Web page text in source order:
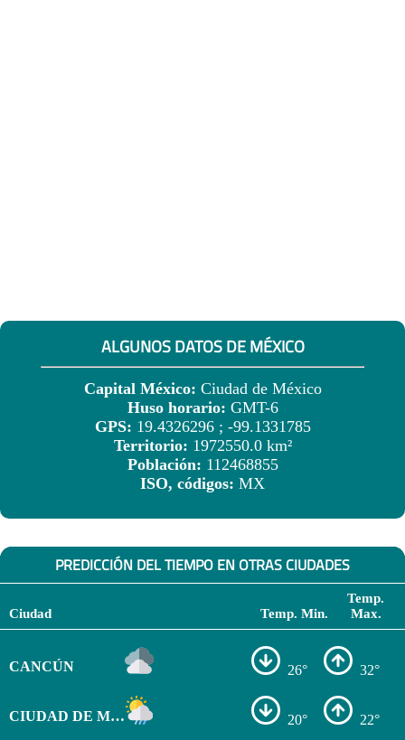
ALGUNOS DATOS DE MÉXICO
Capital México: Ciudad de México
Huso horario: GMT-6
GPS: 19.4326296 ; -99.1331785
Territorio: 1972550.0 km²
Población: 112468855
ISO, códigos: MX
PREDICCIÓN DEL TIEMPO EN OTRAS CIUDADES
Ciudad Temp. Min.
Temp.
Max.
CANCÚN 26° 32°
CIUDAD DE MÉXICO 20° 22°